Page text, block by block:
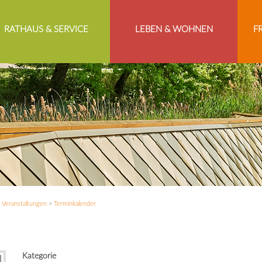
RATHAUS & SERVICE LEBEN & WOHNEN
Veranstaltungen> Terminkalender
Kategorie